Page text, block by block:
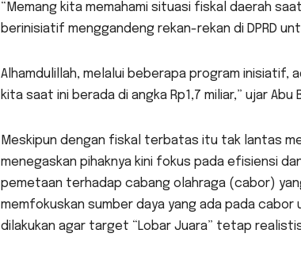
“Memang kita memahami situasi fiskal daerah
berinisiatif menggandeng rekan-rekan di DPRD
Alhamdulillah, melalui beberapa program
kita saat ini berada di angka Rp1,7 miliar,” ujar Abu
Meskipun dengan fiskal terbatas itu tak lantas
menegaskan pihaknya kini fokus pada efisiensi
pemetaan terhadap cabang olahraga (cabor)
memfokuskan sumber daya yang ada pada cabor
dilakukan agar target “Lobar Juara” tetap